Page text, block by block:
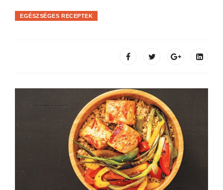
EGÉSZSÉGES RECEPTEK